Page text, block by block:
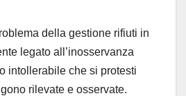
della gestione rifiuti in
legato all’inosservanza
intollerabile che si protesti
rilevate e osservate.